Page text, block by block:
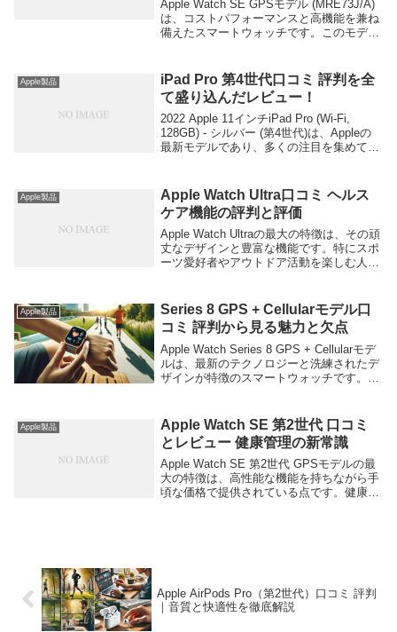
Apple Watch SE GPSモデル (MRE73J/A)
は、コストパフォーマンスと高機能を兼ね
備えたスマートウォッチです。このモデル
め、多くのユーザー...
Apple製品
iPad Pro 第4世代口コミ 評判を全
て盛り込んだレビュー！
2022 Apple 11インチiPad Pro (Wi-Fi,
128GB) - シルバー (第4世代)は、Appleの
最新モデルであり、多くの注目を集めてい
とし...
Apple製品
Apple Watch Ultra口コミ ヘルス
ケア機能の評判と評価
Apple Watch Ultraの最大の特徴は、その頑
丈なデザインと豊富な機能です。特にスポ
ーツ愛好者やアウトドア活動を楽しむ人々
しているユーザーの良い口コミを紹...
Apple製品
Series 8 GPS + Cellularモデル口
コミ 評判から見る魅力と欠点
Apple Watch Series 8 GPS + Cellularモデ
ルは、最新のテクノロジーと洗練されたデ
ザインが特徴のスマートウォッチです。こ
ることができ...
Apple製品
Apple Watch SE 第2世代 口コミ
とレビュー 健康管理の新常識
Apple Watch SE 第2世代 GPSモデルの最
大の特徴は、高性能な機能を持ちながら手
頃な価格で提供されている点です。健康管
Apple AirPods Pro（第2世代）口コミ 評判
｜音質と快適性を徹底解説